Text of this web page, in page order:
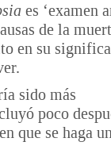
es ‘examen
de la
en su
sido más
poco
que se haga